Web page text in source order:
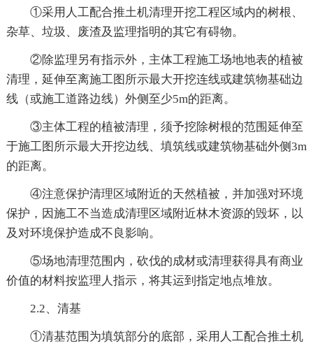
①采用人工配合推土机清理开挖工程区域内的树根、
杂草、垃圾、废渣及监理指明的其它有碍物。
②除监理另有指示外，主体工程施工场地地表的植被
清理，延伸至离施工图所示最大开挖连线或建筑物基础边
线（或施工道路边线）外侧至少5m的距离。
③主体工程的植被清理，须予挖除树根的范围延伸至
于施工图所示最大开挖边线、填筑线或建筑物基础外侧3m
的距离。
④注意保护清理区域附近的天然植被，并加强对环境
保护，因施工不当造成清理区域附近林木资源的毁坏，以
及对环境保护造成不良影响。
⑤场地清理范围内，砍伐的成材或清理获得具有商业
价值的材料按监理人指示，将其运到指定地点堆放。
2.2、清基
①清基范围为填筑部分的底部，采用人工配合推土机